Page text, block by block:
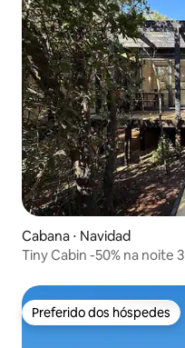
Cabana ⋅ Navidad
Tiny Cabin -50% na noite 3
Preferido dos hóspedes
Preferido dos hóspedes